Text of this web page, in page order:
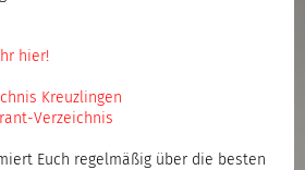
hier!
Kreuzlingen
Verzeichnis
Euch regelmäßig über die besten